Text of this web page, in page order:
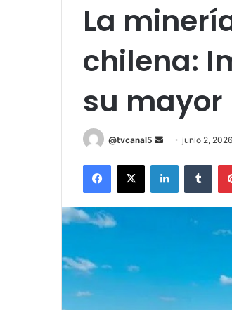
La
chilena:
su mayor
@tvcanal5
Send
email
junio 2, 2026
Facebook
X LinkedIn